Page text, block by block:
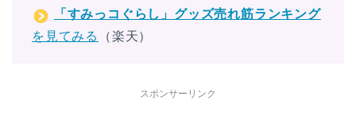
「すみっコぐらし」グッズ売れ筋ランキング
を見てみる
（楽天）
スポンサーリンク